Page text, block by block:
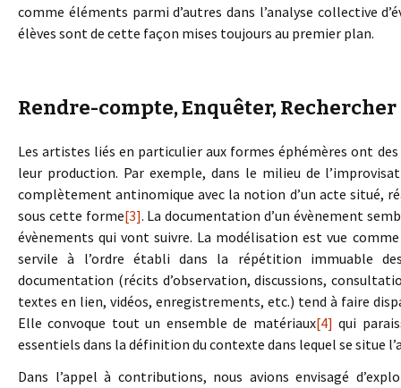
comme éléments parmi d’autres dans l’analyse collective
élèves sont de cette façon mises toujours au premier plan.
Rendre-compte, Enquêter, Rechercher
Les artistes liés en particulier aux formes éphémères ont
leur production. Par exemple, dans le milieu de
complètement antinomique avec la notion d’un acte situé,
sous cette forme[3]. La documentation d’un évènement
évènements qui vont suivre. La modélisation est vue
servile à l’ordre établi dans la répétition immuable
documentation (récits d’observation, discussions,
textes en lien, vidéos, enregistrements, etc.) tend à faire
Elle convoque tout un ensemble de matériaux[4] qui
essentiels dans la définition du contexte dans lequel se situe
Dans l’appel à contributions, nous avions envisagé